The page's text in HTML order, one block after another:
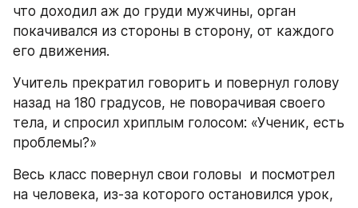
что доходил аж до груди мужчины, орган
покачивался из стороны в сторону, от каждого
его движения.
Учитель прекратил говорить и повернул голову
назад на 180 градусов, не поворачивая своего
тела, и спросил хриплым голосом: «Ученик, есть
проблемы?»
Весь класс повернул свои головы  и посмотрел
на человека, из-за которого остановился урок,